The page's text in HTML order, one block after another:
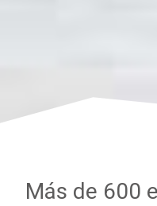
Más de 600